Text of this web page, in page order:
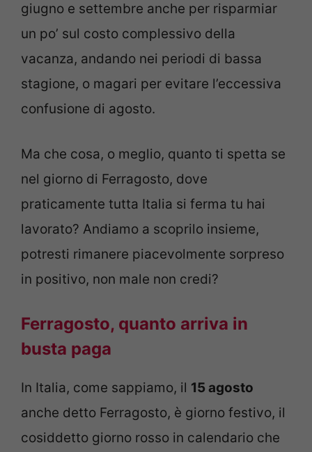
giugno e settembre anche per risparmiar
un po’ sul costo complessivo della
vacanza, andando nei periodi di bassa
stagione, o magari per evitare l’eccessiva
confusione di agosto.
Ma che cosa, o meglio, quanto ti spetta se
nel giorno di Ferragosto, dove
praticamente tutta Italia si ferma tu hai
lavorato? Andiamo a scoprilo insieme,
potresti rimanere piacevolmente sorpreso
in positivo, non male non credi?
Ferragosto, quanto arriva in
busta paga
In Italia, come sappiamo, il 15 agosto
anche detto Ferragosto, è giorno festivo, il
cosiddetto giorno rosso in calendario che